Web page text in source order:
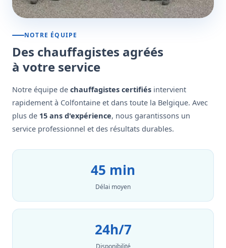
NOTRE ÉQUIPE
Des chauffagistes agréés
à votre service
Notre équipe de chauffagistes certifiés intervient
rapidement à Colfontaine et dans toute la Belgique. Avec
plus de 15 ans d'expérience, nous garantissons un
service professionnel et des résultats durables.
45 min
Délai moyen
24h/7
Disponibilité